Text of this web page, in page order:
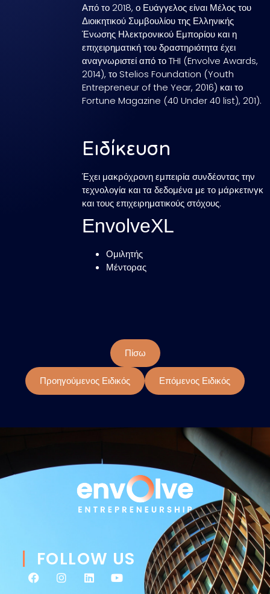
Από το 2018, ο Ευάγγελος είναι Μέλος του
Διοικητικού Συμβουλίου της Ελληνικής
Ένωσης Ηλεκτρονικού Εμπορίου και η
επιχειρηματική του δραστηριότητα έχει
αναγνωριστεί από το THI (Envolve Awards,
2014), το Stelios Foundation (Youth
Entrepreneur of the Year, 2016) και το
Fortune Magazine (40 Under 40 list), 201).
Ειδίκευση
Έχει μακρόχρονη εμπειρία συνδέοντας την
τεχνολογία και τα δεδομένα με το μάρκετινγκ
και τους επιχειρηματικούς στόχους.
EnvolveXL
Ομιλητής
Μέντορας
Πίσω
Προηγούμενος Ειδικός Επόμενος Ειδικός
FOLLOW US